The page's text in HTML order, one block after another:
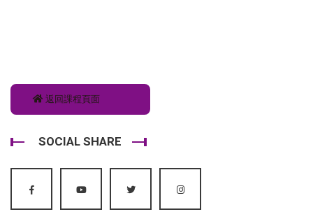
返回課程頁面
SOCIAL SHARE